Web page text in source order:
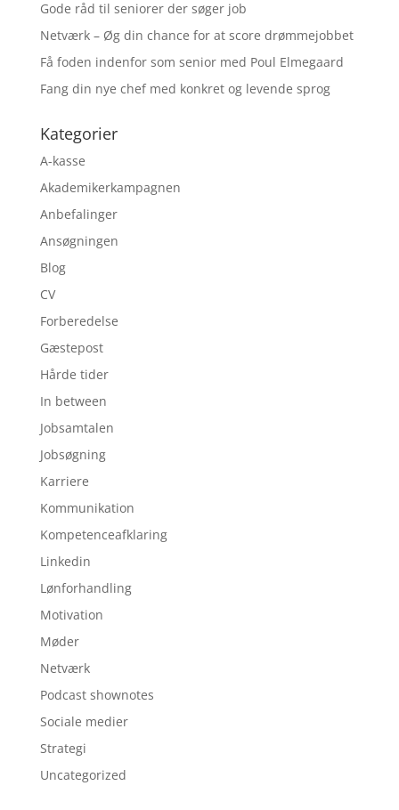
Gode råd til seniorer der søger job
Netværk – Øg din chance for at score drømmejobbet
Få foden indenfor som senior med Poul Elmegaard
Fang din nye chef med konkret og levende sprog
Kategorier
A-kasse
Akademikerkampagnen
Anbefalinger
Ansøgningen
Blog
CV
Forberedelse
Gæstepost
Hårde tider
In between
Jobsamtalen
Jobsøgning
Karriere
Kommunikation
Kompetenceafklaring
Linkedin
Lønforhandling
Motivation
Møder
Netværk
Podcast shownotes
Sociale medier
Strategi
Uncategorized